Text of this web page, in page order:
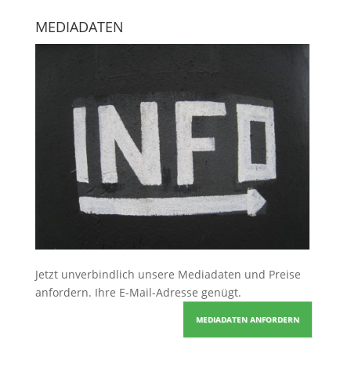
MEDIADATEN
Jetzt unverbindlich unsere Mediadaten und Preise
anfordern. Ihre E-Mail-Adresse genügt.
MEDIADATEN ANFORDERN